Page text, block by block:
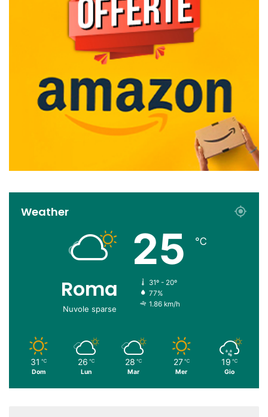
Weather
Roma
Nuvole sparse
25 ℃
31º - 20º
77%
1.86 km/h
31 ℃
Dom
26 ℃
Lun
28 ℃
Mar
27 ℃
Mer
19 ℃
Gio